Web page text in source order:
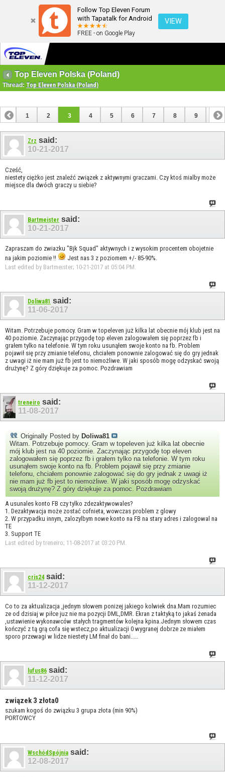
Follow Top Eleven Forum
with Tapatalk for Android
FREE - on Google Play
VIEW
Top Eleven Polska (Poland)
Thread: Top Eleven Polska (Poland)
1 2 3 4 5 6 7 8 9 10
12
Zrz said:
10-21-2017
Cześć,
niestety ciężko jest znaleźć związek z aktywnymi graczami. Czy ktoś mialby może
miejsce dla dwóch graczy u siebie?
Bartmeister said:
10-21-2017
Zapraszam do zwiazku "Bjk Squad" aktywnych i z wysokim procentem obojetnie
na jakim poziomie !!
Jest nas 3 z poziomem +/- 85-90%.
Last edited by Bartmeister; 10-21-2017 at 05:04 PM
Doliwa81 said:
11-06-2017
Witam. Potrzebuje pomocy. Gram w topeleven już kilka lat obecnie mój klub jest na
40 poziomie. Zaczynając przygodę top eleven zalogowałem się poprzez fb i
grałem tylko na telefonie. W tym roku usunąłem swoje konto na fb. Problem
pojawił się przy zmianie telefonu, chciałem ponownie zalogować się do gry jednak
z uwagi iż nie mam już fb jest to niemożliwe. W jaki sposób mogę odzyskać swoją
drużynę? Z góry dziękuje za pomoc. Pozdrawiam
treneiro said:
11-08-2017
Originally Posted by Doliwa81
Witam. Potrzebuje pomocy. Gram w topeleven już kilka lat obecnie
mój klub jest na 40 poziomie. Zaczynając przygodę top eleven
zalogowałem się poprzez fb i grałem tylko na telefonie. W tym roku
usunąłem swoje konto na fb. Problem pojawił się przy zmianie
telefonu, chciałem ponownie zalogować się do gry jednak z uwagi iż
nie mam już fb jest to niemożliwe. W jaki sposób mogę odzyskać
swoją drużynę? Z góry dziękuje za pomoc. Pozdrawiam
A usunales konto FB czy tylko zdezaktywowales?
1. Dezaktywacja może zostać cofnieta, wowczas problem z glowy
2. W przypadku innym, zalozylbym nowe konto na FB na stary adres i zalogowal na
TE
3. Support TE
Last edited by treneiro; 11-08-2017 at 03:20 PM
cris24said:
11-12-2017
Co to za aktualizacja ,jednym słowem ponizej jakiego kolwiek dna.Mam rozumiec
ze od dzisiaj w piłce juz nie ma pozycji DML,DMR. Ekran z taktyką to jakaś żenada
,ustawienie wykonawców stałych tragmentów kolejna kpina.Jednym słowem czas
kończyć z tą grą cofa się wstecz,po aktualizacji 0 wygranej dobrze ze miałem
sporo przewagi w lidze niestety LM finał do bani.....
lufus86 said:
11-12-2017
związek 3 złota0
szukam kogoś do związku 3 grupa złota (min 90%)
PORTOWCY
WschódSpójnia said:
12-08-2017